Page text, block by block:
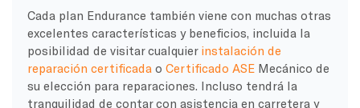
Cada plan Endurance también viene con muchas otras
excelentes características y beneficios, incluida la
posibilidad de visitar cualquier instalación de
reparación certificadao Certificado ASEMecánico de
su elección para reparaciones. Incluso tendrá la
tranquilidad de contar con asistencia en carretera y